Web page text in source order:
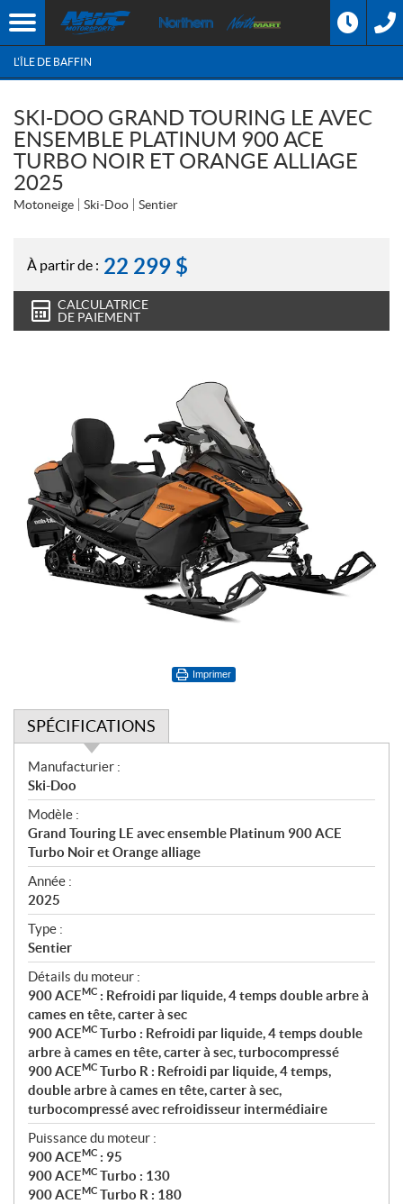
L'ÎLE DE BAFFIN
SKI-DOO GRAND TOURING LE AVEC
ENSEMBLE PLATINUM 900 ACE
TURBO NOIR ET ORANGE ALLIAGE
2025
Motoneige Ski-Doo Sentier
À partir de : 22 299 $
CALCULATRICE
DE PAIEMENT
Imprimer
SPÉCIFICATIONS
S
p
é
c
i
f
i
c
a
t
i
o
n
s
Manufacturier :
Ski-Doo
Modèle :
Grand Touring LE avec ensemble Platinum 900 ACE
Turbo Noir et Orange alliage
Année :
2025
Type :
Sentier
Détails du moteur :
900 ACEMC : Refroidi par liquide, 4 temps double arbre à
cames en tête, carter à sec
900 ACEMC Turbo : Refroidi par liquide, 4 temps double
arbre à cames en tête, carter à sec, turbocompressé
900 ACEMC Turbo R : Refroidi par liquide, 4 temps,
double arbre à cames en tête, carter à sec,
turbocompressé avec refroidisseur intermédiaire
Puissance du moteur :
900 ACEMC : 95
900 ACEMC Turbo : 130
900 ACEMC Turbo R : 180